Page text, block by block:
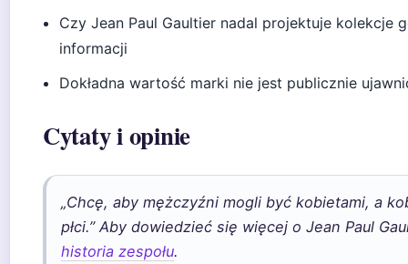
Czy Jean Paul Gaultier nadal projektuje kolekcje
informacji
Dokładna wartość marki nie jest publicznie
Cytaty i opinie
„Chcę, aby mężczyźni mogli być kobietami, a
płci.” Aby dowiedzieć się więcej o Jean Paul
historia zespołu.